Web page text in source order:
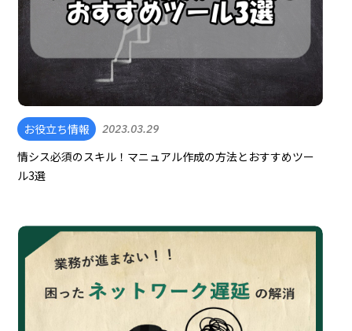
お役立ち情報 2023.03.29
情シス必須のスキル！マニュアル作成の方法とおすすめツー
ル3選